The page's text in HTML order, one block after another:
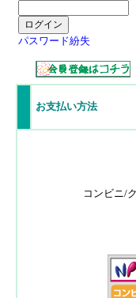
パスワード紛失
お支払い方法
コンビニ/